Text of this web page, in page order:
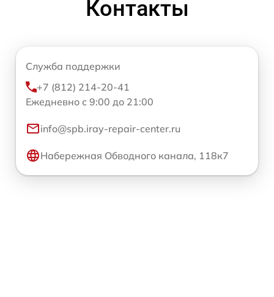
Контакты
Служба поддержки
+7 (812) 214-20-41
Ежедневно с 9:00 до 21:00
info@spb.iray-repair-center.ru
Набережная Обводного канала, 118к7